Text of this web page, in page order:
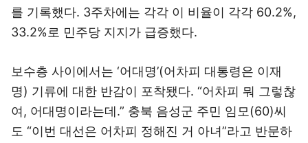
를 기록했다. 3주차에는 각각 이 비율이 각각 60.2%,
33.2%로 민주당 지지가 급증했다.
보수층 사이에서는 ‘어대명’(어차피 대통령은 이재
명) 기류에 대한 반감이 포착됐다. “어차피 뭐 그렇찮
여, 어대명이라는데.” 충북 음성군 주민 임모(60)씨
도 “이번 대선은 어차피 정해진 거 아녀”라고 반문하